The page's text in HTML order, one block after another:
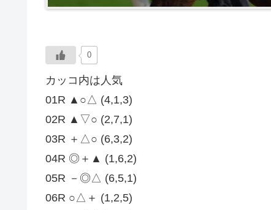
0
カッコ内は人気
01R ▲○△ (4,1,3)
02R ▲▽○ (2,7,1)
03R ＋△○ (6,3,2)
04R ◎＋▲ (1,6,2)
05R －◎△ (6,5,1)
06R ○△＋ (1,2,5)